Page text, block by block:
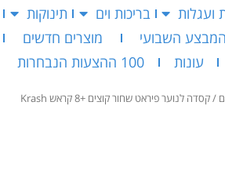
ועגלות בריכות וים
תינוקות
המבצע השבועי
מוצרים חדשים
עונות 100 ההצעות הנבחרות
/ קסדה לנוער פיראט שחור קוצים +8 קראש Krash